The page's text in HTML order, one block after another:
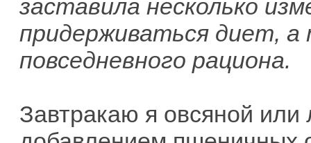
заставила несколько
придерживаться диет, а
повседневного рациона.
Завтракаю я овсяной